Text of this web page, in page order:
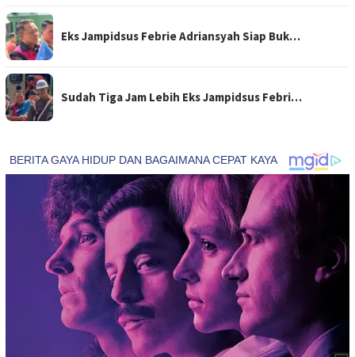
Eks Jampidsus Febrie Adriansyah Siap Buk…
Sudah Tiga Jam Lebih Eks Jampidsus Febri…